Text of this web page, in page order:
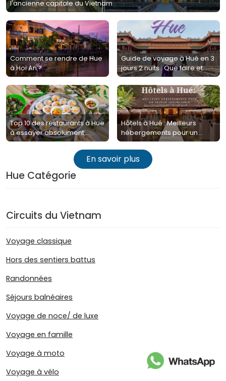
l'ancienne capitale du Vietnam
Comment se rendre de Hue
à Hoi An ?
Guide de voyage à Hué en 3
jours 2 nuits : Que faire et
que voir ?
Top 10 des restaurants à Hue
à essayer absolument
pendant votre séjour
Hôtels à Hué : Meilleurs
hébergements pour un
séjour inoubliable
En savoir plus
Hue Catégorie
Circuits du Vietnam
Voyage classique
Hors des sentiers battus
Randonnées
Séjours balnéaires
Voyage de noce/ de luxe
Voyage en famille
Voyage à moto
Voyage à vélo